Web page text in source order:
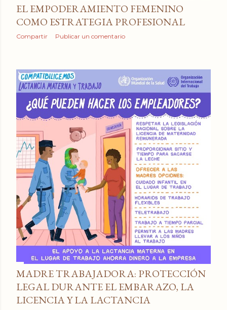
EL EMPODERAMIENTO FEMENINO
COMO ESTRATEGIA PROFESIONAL
Compartir Publicar un comentario
MADRE TRABAJADORA: PROTECCIÓN
LEGAL DURANTE EL EMBARAZO, LA
LICENCIA Y LA LACTANCIA